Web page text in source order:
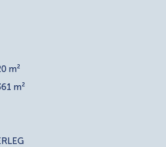
m²
m²